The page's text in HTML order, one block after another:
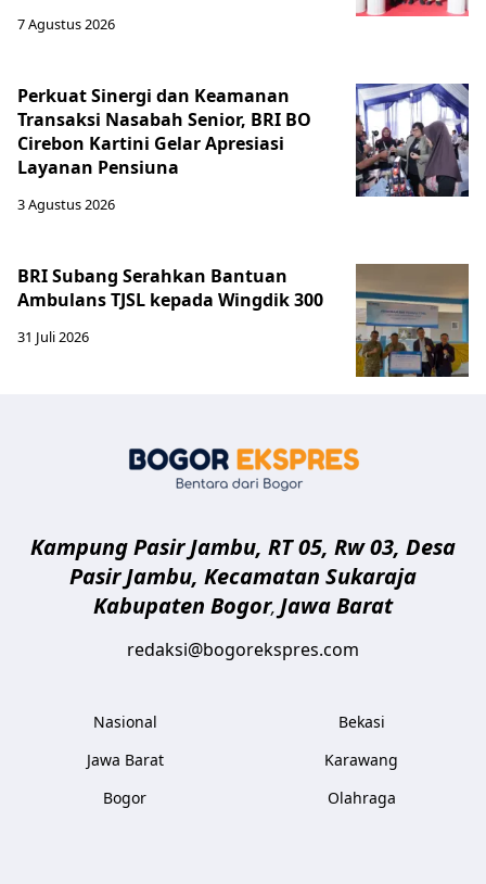
7 Agustus 2026
Perkuat Sinergi dan Keamanan
Transaksi Nasabah Senior, BRI BO
Cirebon Kartini Gelar Apresiasi
Layanan Pensiuna
3 Agustus 2026
BRI Subang Serahkan Bantuan
Ambulans TJSL kepada Wingdik 300
31 Juli 2026
Kampung Pasir Jambu, RT 05, Rw 03, Desa
Pasir Jambu, Kecamatan Sukaraja
Kabupaten Bogor, Jawa Barat
redaksi@bogorekspres.com
Nasional
Jawa Barat
Bogor
Bekasi
Karawang
Olahraga